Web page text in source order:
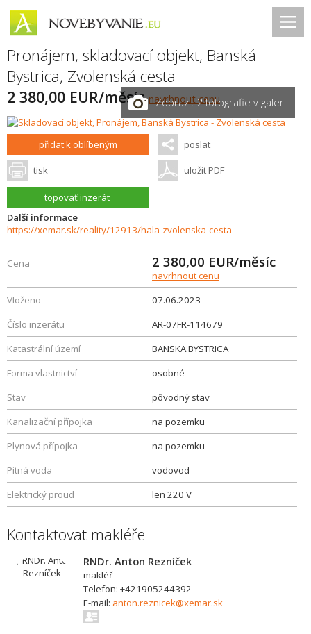
Pronájem, skladovací objekt, Banská
Bystrica, Zvolenská cesta
2 380,00 EUR/měsícnavrhnout cenu
Zobrazit 2 fotografie v galerii
přidat k oblíbeným poslat
tisk uložit PDF
topovať inzerát
Další informace
https://xemar.sk/reality/12913/hala-zvolenska-cesta
Cena 2 380,00 EUR/měsíc
navrhnout cenu
Vloženo
07.06.2023
Číslo inzerátu
AR-07FR-114679
Katastrální území
BANSKA BYSTRICA
Forma vlastnictví
osobné
Stav
pôvodný stav
Kanalizační přípojka
na pozemku
Plynová přípojka
na pozemku
Pitná voda
vodovod
Elektrický proud
len 220 V
Kontaktovat makléře
RNDr. Anton Rezníček
makléř
Telefon: +421905244392
E-mail: anton.reznicek@xemar.sk